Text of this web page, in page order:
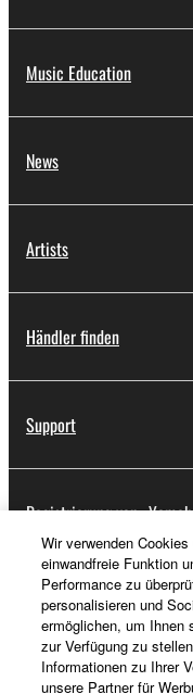
Music Education
News
Artists
Händler finden
Support
Registrierung von
Über Yamaha
Schweiz Suisse
Wir verwenden
einwandfreie Funktion
Performance zu
personalisieren und
ermöglichen, um Ihnen
zur Verfügung zu
Informationen zu Ihrer
unsere Partner für